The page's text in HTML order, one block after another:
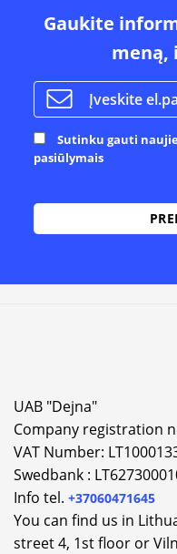
Gaukite
meną,
Sutinku gauti
pasiūlymais
UAB "Dejna"
Company registration
VAT Number:
Swedbank :
Info tel. +37060471645
You can find us in
street 4, 1st floor or